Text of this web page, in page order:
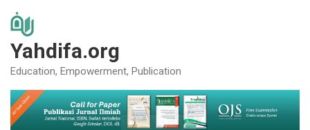
content
Yahdifa.org
Education, Empowerment, Publication